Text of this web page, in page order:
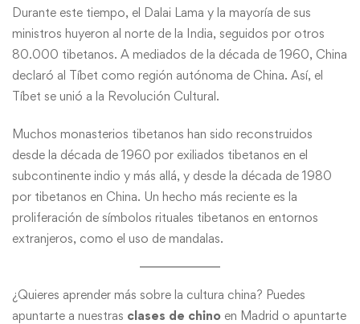
Durante este tiempo, el Dalai Lama y la mayoría de sus
ministros huyeron al norte de la India, seguidos por otros
80.000 tibetanos. A mediados de la década de 1960, China
declaró al Tíbet como región autónoma de China. Así, el
Tíbet se unió a la Revolución Cultural.
Muchos monasterios tibetanos han sido reconstruidos
desde la década de 1960 por exiliados tibetanos en el
subcontinente indio y más allá, y desde la década de 1980
por tibetanos en China. Un hecho más reciente es la
proliferación de símbolos rituales tibetanos en entornos
extranjeros, como el uso de mandalas.
¿Quieres aprender más sobre la cultura china? Puedes
apuntarte a nuestras clases de chino en Madrid o apuntarte